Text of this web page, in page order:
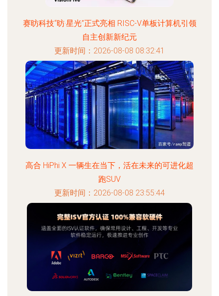
赛昉科技“昉·星光”正式亮相 RISC-V单板计算机引领
自主创新新纪元
更新时间：2026-08-08 08:32:41
高合 HiPhi X 一辆生在当下，活在未来的可进化超
跑SUV
更新时间：2026-08-08 23:55:44